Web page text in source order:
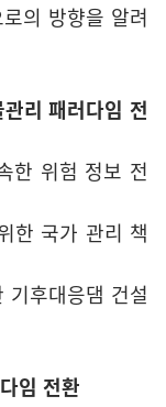
의 방향을 알려
리 패러다임 전
한 위험 정보 전
한 국가 관리 책
후대응댐 건설
임 전환